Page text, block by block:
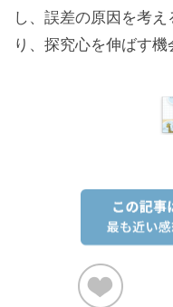
し、誤差の原因を考
り、探究心を伸ばす機